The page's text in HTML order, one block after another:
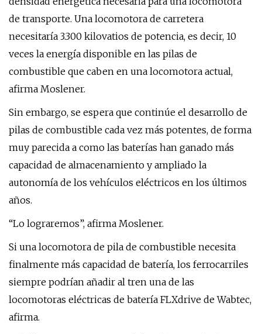
de transporte. Una locomotora de carretera
necesitaría 3.300 kilovatios de potencia, es decir, 10
veces la energía disponible en las pilas de
combustible que caben en una locomotora actual,
afirma Moslener.
Sin embargo, se espera que continúe el desarrollo de
pilas de combustible cada vez más potentes, de forma
muy parecida a como las baterías han ganado más
capacidad de almacenamiento y ampliado la
autonomía de los vehículos eléctricos en los últimos
años.
“Lo lograremos”, afirma Moslener.
Si una locomotora de pila de combustible necesita
finalmente más capacidad de batería, los ferrocarriles
siempre podrían añadir al tren una de las
locomotoras eléctricas de batería FLXdrive de Wabtec,
afirma.